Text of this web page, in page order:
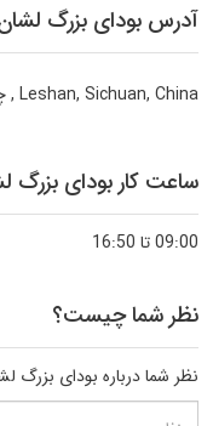
آدرس بودای بزرگ
Leshan, Sichuan, China
,
ساعت کار بودای بزرگ
09:00 تا 16:50
نظر شما چیست؟
نظر شما درباره بودای